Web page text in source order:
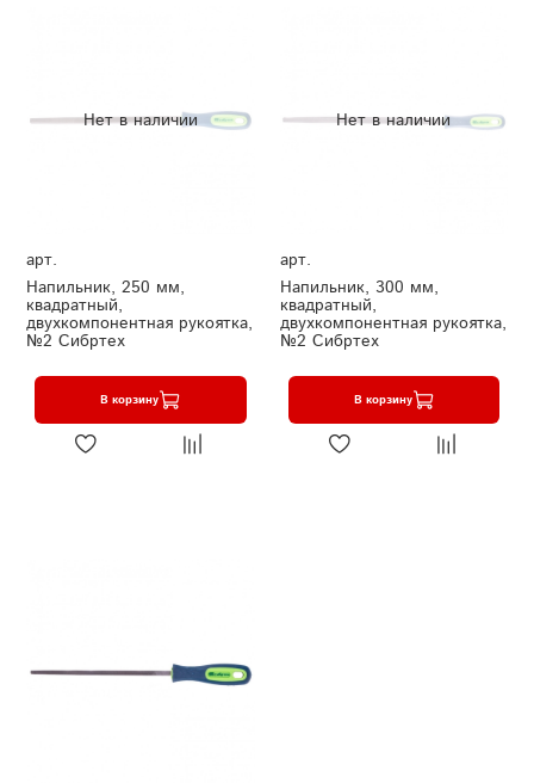
Нет в наличии
арт.
Напильник, 250 мм,
квадратный,
двухкомпонентная рукоятка,
№2 Сибртех
В корзину
Нет в наличии
арт.
Напильник, 300 мм,
квадратный,
двухкомпонентная рукоятка,
№2 Сибртех
В корзину